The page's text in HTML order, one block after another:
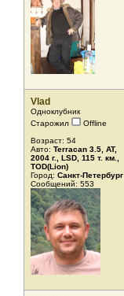
Vlad
Одноклубник
Старожил
Offline
Возраст: 54
Авто: Terracan 3.5, AT,
2004 г., LSD, 115 т. км.,
TOD(Lion)
Город: Санкт-Петербург
Сообщений: 553